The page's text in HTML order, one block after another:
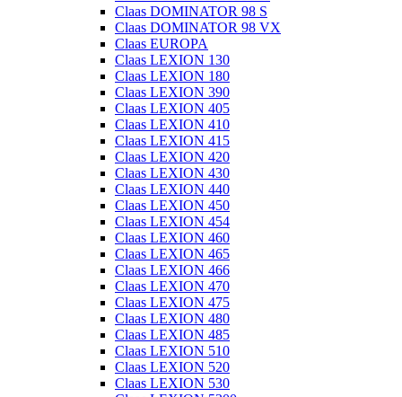
Claas DOMINATOR 98 S
Claas DOMINATOR 98 VX
Claas EUROPA
Claas LEXION 130
Claas LEXION 180
Claas LEXION 390
Claas LEXION 405
Claas LEXION 410
Claas LEXION 415
Claas LEXION 420
Claas LEXION 430
Claas LEXION 440
Claas LEXION 450
Claas LEXION 454
Claas LEXION 460
Claas LEXION 465
Claas LEXION 466
Claas LEXION 470
Claas LEXION 475
Claas LEXION 480
Claas LEXION 485
Claas LEXION 510
Claas LEXION 520
Claas LEXION 530